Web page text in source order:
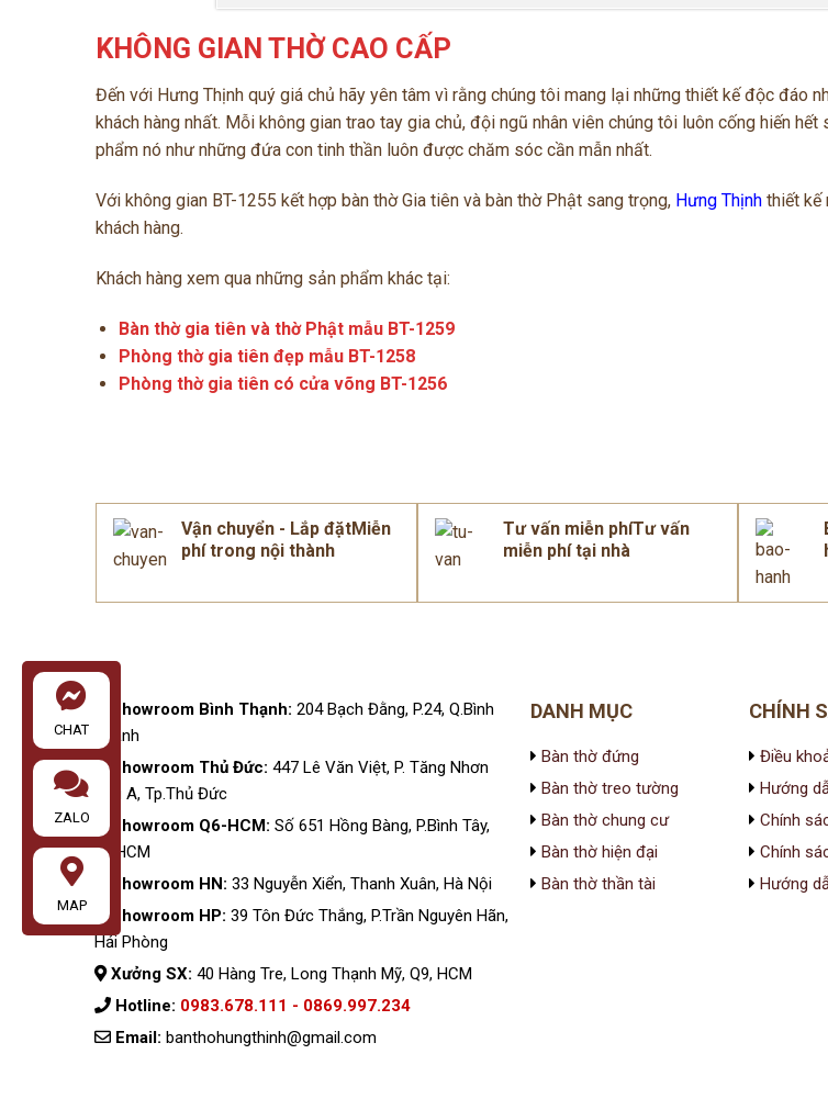
KHÔNG GIAN THỜ CAO CẤP
Đến với Hưng Thịnh quý giá chủ hãy yên tâm vì rằng chúng tôi mang lại những thiết kế độc đáo
khách hàng nhất. Mỗi không gian trao tay gia chủ, đội ngũ nhân viên chúng tôi luôn cống hiến
phẩm nó như những đứa con tinh thần luôn được chăm sóc cần mẫn nhất.
Với không gian BT-1255 kết hợp bàn thờ Gia tiên và bàn thờ Phật sang trọng, Hưng Thịnh thiết kế
khách hàng.
Khách hàng xem qua những sản phẩm khác tại:
Bàn thờ gia tiên và thờ Phật mẫu BT-1259
Phòng thờ gia tiên đẹp mẫu BT-1258
Phòng thờ gia tiên có cửa võng BT-1256
Vận chuyển - Lắp đặtMiễn
phí trong nội thành
Tư vấn miễn phíTư vấn
miễn phí tại nhà
Showroom Bình Thạnh: 204 Bạch Đằng, P.24, Q.Bình
Thạnh
Showroom Thủ Đức: 447 Lê Văn Việt, P. Tăng Nhơn
Phú A, Tp.Thủ Đức
Showroom Q6-HCM: Số 651 Hồng Bàng, P.Bình Tây,
TP.HCM
Showroom HN: 33 Nguyễn Xiển, Thanh Xuân, Hà Nội
Showroom HP: 39 Tôn Đức Thắng, P.Trần Nguyên Hãn,
Hải Phòng
Xưởng SX: 40 Hàng Tre, Long Thạnh Mỹ, Q9, HCM
Hotline: 0983.678.111 - 0869.997.234
Email: banthohungthinh@gmail.com
DANH MỤC
Bàn thờ đứng
Bàn thờ treo tường
Bàn thờ chung cư
Bàn thờ hiện đại
Bàn thờ thần tài
CHÍNH
Điều
Hướng
Chính
Chính
Hướng
CHAT
ZALO
MAP